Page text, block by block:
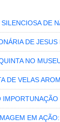
DE
DE
NO
DE VELAS
EM